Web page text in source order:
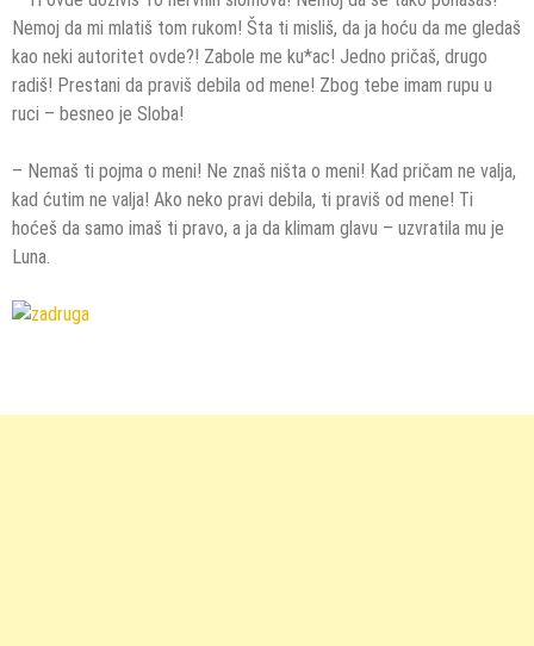
Nemoj da mi mlatiš tom rukom! Šta ti misliš, da ja hoću da me gledaš
kao neki autoritet ovde?! Zabole me ku*ac! Jedno pričaš, drugo
radiš! Prestani da praviš debila od mene! Zbog tebe imam rupu u
ruci – besneo je Sloba!
– Nemaš ti pojma o meni! Ne znaš ništa o meni! Kad pričam ne valja,
kad ćutim ne valja! Ako neko pravi debila, ti praviš od mene! Ti
hoćeš da samo imaš ti pravo, a ja da klimam glavu – uzvratila mu je
Luna.